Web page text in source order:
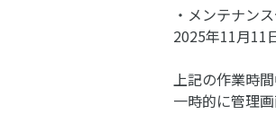
・メンテナン
2025年11月11
上記の作業時
一時的に管理